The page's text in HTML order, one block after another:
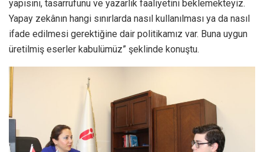
yapısını, tasarrufunu ve yazarlık faaliyetini beklemekteyiz.
Yapay zekânın hangi sınırlarda nasıl kullanılması ya da nasıl
ifade edilmesi gerektiğine dair politikamız var. Buna uygun
üretilmiş eserler kabulümüz” şeklinde konuştu.